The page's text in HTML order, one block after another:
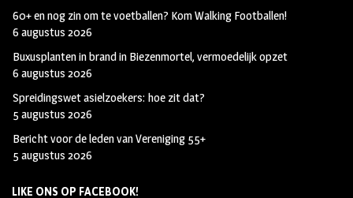
60+ en nog zin om te voetballen? Kom Walking Footballen!
6 augustus 2026
Buxusplanten in brand in Biezenmortel, vermoedelijk opzet
6 augustus 2026
Spreidingswet asielzoekers: hoe zit dat?
5 augustus 2026
Bericht voor de leden van Vereniging 55+
5 augustus 2026
LIKE ONS OP FACEBOOK!